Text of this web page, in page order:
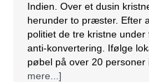
Indien. Over et dusin
herunder to præster. Efter
politiet de tre kristne under
anti-konvertering. Ifølge
pøbel på over 20
mere...]